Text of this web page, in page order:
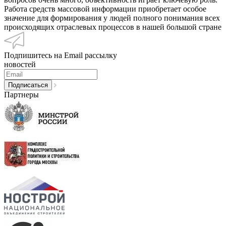
Работа средств массовой информации приобретает особое
значение для формирования у людей полного понимания всех
происходящих отраслевых процессов в нашей большой стране
Подпишитесь на Email рассылку
новостей
Партнеры